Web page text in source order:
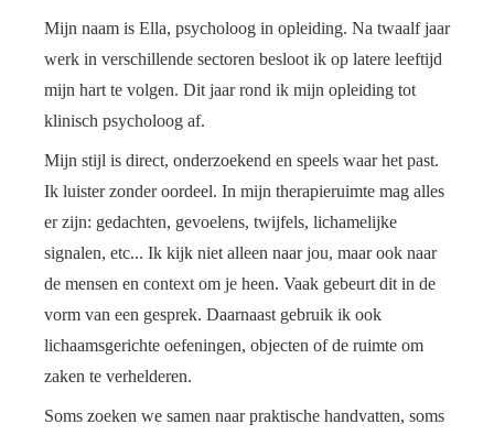
Mijn naam is Ella, psycholoog in opleiding. Na twaalf jaar
werk in verschillende sectoren besloot ik op latere leeftijd
mijn hart te volgen. Dit jaar rond ik mijn opleiding tot
klinisch psycholoog af.
Mijn stijl is direct, onderzoekend en speels waar het past.
Ik luister zonder oordeel. In mijn therapieruimte mag alles
er zijn: gedachten, gevoelens, twijfels, lichamelijke
signalen, etc... Ik kijk niet alleen naar jou, maar ook naar
de mensen en context om je heen. Vaak gebeurt dit in de
vorm van een gesprek. Daarnaast gebruik ik ook
lichaamsgerichte oefeningen, objecten of de ruimte om
zaken te verhelderen.
Soms zoeken we samen naar praktische handvatten, soms